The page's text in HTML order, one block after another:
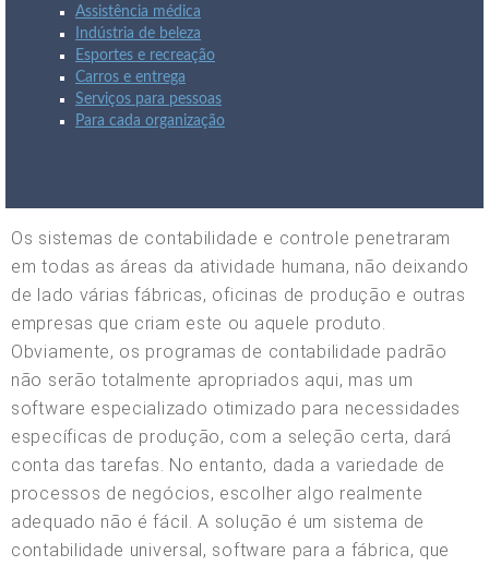
Assistência médica
Indústria de beleza
Esportes e recreação
Carros e entrega
Serviços para pessoas
Para cada organização
Os sistemas de contabilidade e controle penetraram
em todas as áreas da atividade humana, não deixando
de lado várias fábricas, oficinas de produção e outras
empresas que criam este ou aquele produto.
Obviamente, os programas de contabilidade padrão
não serão totalmente apropriados aqui, mas um
software especializado otimizado para necessidades
específicas de produção, com a seleção certa, dará
conta das tarefas. No entanto, dada a variedade de
processos de negócios, escolher algo realmente
adequado não é fácil. A solução é um sistema de
contabilidade universal, software para a fábrica, que